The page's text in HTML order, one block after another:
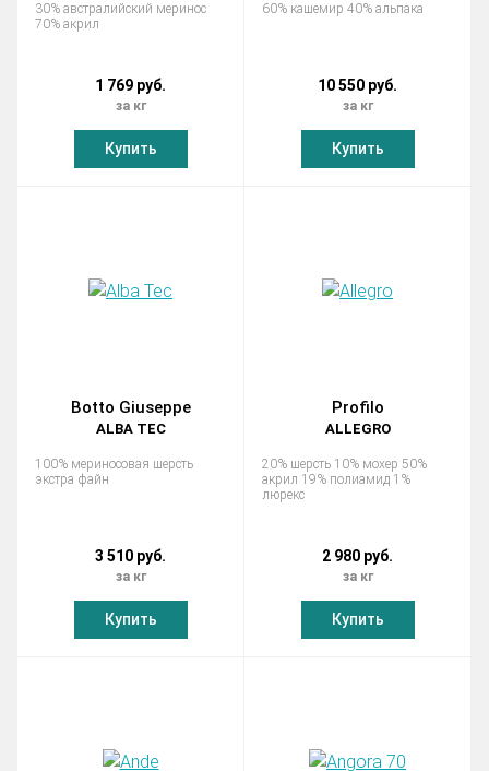
30% австралийский меринос
70% акрил
1 769 руб.
за кг
Купить
60% кашемир 40% альпака
10 550 руб.
за кг
Купить
Botto Giuseppe
ALBA TEC
100% мериносовая шерсть
экстра файн
3 510 руб.
за кг
Купить
Profilo
ALLEGRO
20% шерсть 10% мохер 50%
акрил 19% полиамид 1%
люрекс
2 980 руб.
за кг
Купить